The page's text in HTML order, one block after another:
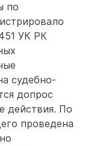
по
УК РК
судебно-
допрос
действия. По
проведена